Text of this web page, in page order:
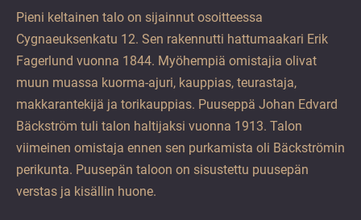
Pieni keltainen talo on sijainnut osoitteessa
Cygnaeuksenkatu 12. Sen rakennutti hattumaakari Erik
Fagerlund vuonna 1844. Myöhempiä omistajia olivat
muun muassa kuorma-ajuri, kauppias, teurastaja,
makkarantekijä ja torikauppias. Puuseppä Johan Edvard
Bäckström tuli talon haltijaksi vuonna 1913. Talon
viimeinen omistaja ennen sen purkamista oli Bäckströmin
perikunta. Puusepän taloon on sisustettu puusepän
verstas ja kisällin huone.